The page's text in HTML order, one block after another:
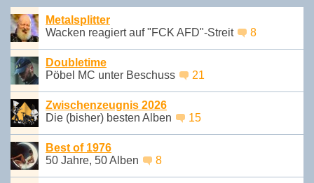
Metalsplitter
Wacken reagiert auf "FCK AFD"-Streit
8
Doubletime
Pöbel MC unter Beschuss
21
Zwischenzeugnis 2026
Die (bisher) besten Alben
15
Best of 1976
50 Jahre, 50 Alben
8